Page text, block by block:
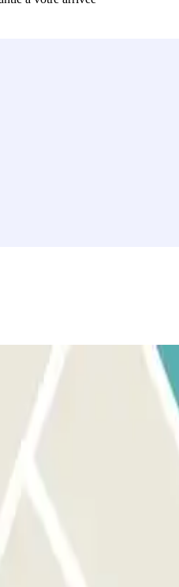
le bouton.
de 15 minutes
N'oubliez pas de le faire avant